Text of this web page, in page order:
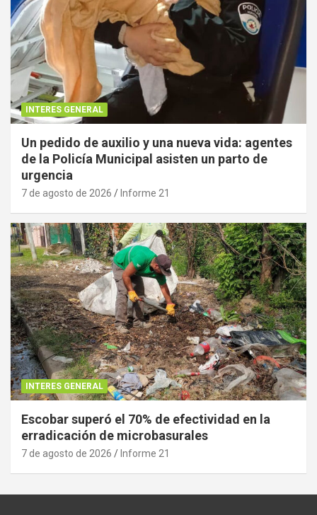
INTERES GENERAL
Un pedido de auxilio y una nueva vida: agentes
de la Policía Municipal asisten un parto de
urgencia
7 de agosto de 2026 Informe 21
INTERES GENERAL
Escobar superó el 70% de efectividad en la
erradicación de microbasurales
7 de agosto de 2026 Informe 21